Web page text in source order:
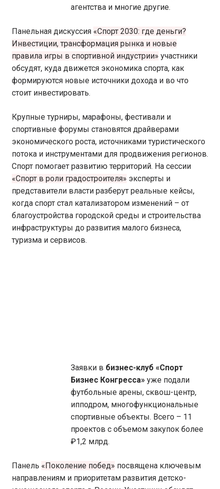
агентства и многие другие.
Панельная дискуссия «Спорт 2030: где деньги?
Инвестиции, трансформация рынка и новые
правила игры в спортивной индустрии» участники
обсудят, куда движется экономика спорта, как
формируются новые источники дохода и во что
стоит инвестировать.
Крупные турниры, марафоны, фестивали и
спортивные форумы становятся драйверами
экономического роста, источниками туристического
потока и инструментами для продвижения регионов.
Спорт помогает развитию территорий. На сессии
«Спорт в роли градостроителя» эксперты и
представители власти разберут реальные кейсы,
когда спорт стал катализатором изменений – от
благоустройства городской среды и строительства
инфраструктуры до развития малого бизнеса,
туризма и сервисов.
Заявки в бизнес-клуб «Спорт
Бизнес Конгресса» уже подали
футбольные арены, сквош-центр,
ипподром, многофункциональные
спортивные объекты. Всего – 11
проектов с объемом закупок более
₽1,2 млрд.
Панель «Поколение побед» посвящена ключевым
направлениям и приоритетам развития детско-